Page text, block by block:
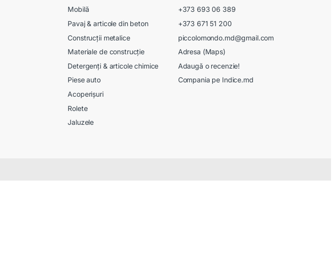
Mobilă
Pavaj & articole din beton
Construcții metalice
Materiale de construcție
Detergenți & articole chimice
Piese auto
Acoperișuri
Rolete
Jaluzele
+373 693 06 389
+373 671 51 200
piccolomondo.md@gmail.com
Adresa (Maps)
Adaugă o recenzie!
Compania pe Indice.md